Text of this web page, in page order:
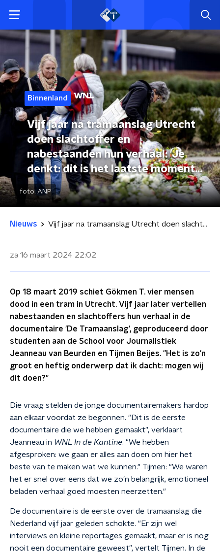
Binnenland
Vijf jaar na tramaanslag Utrecht
doen slachtoffer en
nabestaanden hun verhaal: 'Je
denkt: dit is het laatste moment
dat ik leef'
foto: ANP
Nieuws Vijf jaar na tramaanslag Utrecht doen slachtoffer en nabestaanden hun verhaal: 'Je denkt: dit is het laatste moment dat ik leef'
za 16 maart 2024 22:02
Op 18 maart 2019 schiet Gökmen T. vier mensen
dood in een tram in Utrecht. Vijf jaar later vertellen
nabestaanden en slachtoffers hun verhaal in de
documentaire 'De Tramaanslag', geproduceerd door
studenten aan de School voor Journalistiek
Jeanneau van Beurden en Tijmen Beijes. "Het is zo'n
groot en heftig onderwerp dat ik dacht: mogen wij
dit doen?"
Die vraag stelden de jonge documentairemakers hardop
aan elkaar voordat ze begonnen. "Dit is de eerste
documentaire die we hebben gemaakt", verklaart
Jeanneau in WNL In de Kantine. "We hebben
afgesproken: we gaan er alles aan doen om hier het
beste van te maken wat we kunnen." Tijmen: "We waren
het er snel over eens dat we zo'n belangrijk, emotioneel
beladen verhaal goed moesten neerzetten."
De documentaire is de eerste over de tramaanslag die
Nederland vijf jaar geleden schokte. "Er zijn wel
interviews en kleine reportages gemaakt, maar er is nog
nooit een documentaire geweest", vertelt Tijmen. In de